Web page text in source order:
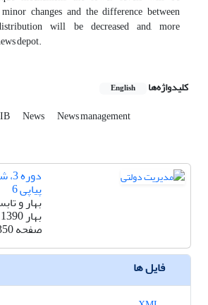
changes and the difference between
will be decreased and, more
depot.
کلیدواژه‌ها English
News News management
پیاپی 6
بهار و
بهار 1390
صفحه
فایل ها